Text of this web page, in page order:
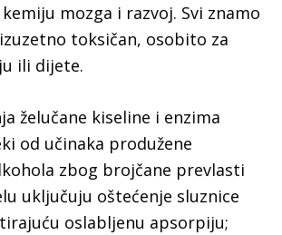
mozga i razvoj. Svi znamo
toksičan, osobito za
ili dijete.
želučane kiseline i enzima
od učinaka produžene
zbog brojčane prevlasti
uključuju oštećenje sluznice
oslabljenu apsorpiju;